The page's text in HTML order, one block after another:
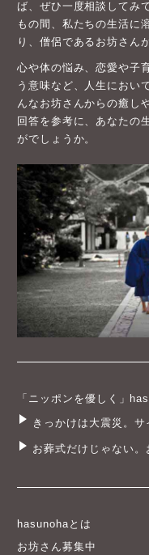
ば、ぜひ一度相談してみ
もの間、私たちの生活に
り、僧侶であるお坊さん
心や体の悩み、恋愛や子
う意味など、人生におい
んなお坊さんからの癒し
回答を参考に、あなたの
がでしょうか。
「ニッポンを優しく」
きっかけは大震災。サ
お葬式だけじゃない
hasunohaとは
お坊さん募集中